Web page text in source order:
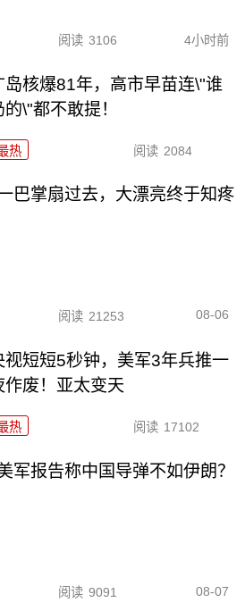
阅读 3106 4小时前
岛核爆81年，高市早苗连\"谁
的\"都不敢提！
热 阅读 2084
巴掌扇过去，大漂亮终于知疼
阅读 21253 08-06
视短短5秒钟，美军3年兵推一
作废！亚太变天
热 阅读 17102
军报告称中国导弹不如伊朗？
阅读 9091 08-07